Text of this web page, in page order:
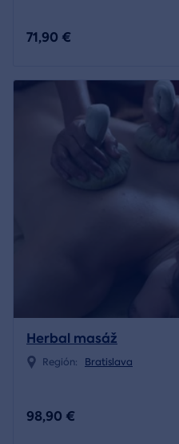
71,90 €
Herbal masáž
Región: Bratislava
98,90 €